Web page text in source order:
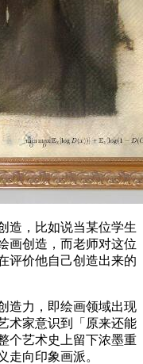
，比如说当某位学生
画创造，而老师对这位
评价他自己创造出来的
力，即绘画领域出现
术家意识到「原来还能
个艺术史上留下浓墨重
走向印象画派。